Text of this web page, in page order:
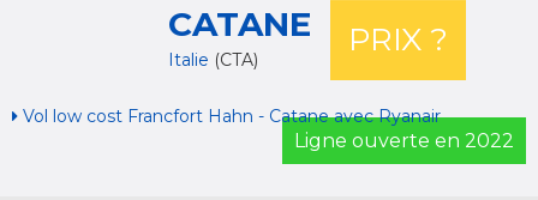
CATANE
Italie (CTA)
PRIX ?
Vol low cost Francfort Hahn - Catane avec Ryanair
Ligne ouverte en 2022